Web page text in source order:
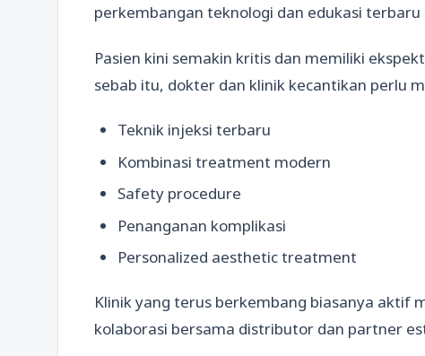
perkembangan teknologi dan edukasi
Pasien kini semakin kritis dan memiliki
sebab itu, dokter dan klinik kecantikan perlu
Teknik injeksi terbaru
Kombinasi treatment modern
Safety procedure
Penanganan komplikasi
Personalized aesthetic treatment
Klinik yang terus berkembang biasanya aktif
kolaborasi bersama distributor dan partner